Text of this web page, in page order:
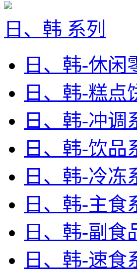
日、韩 系列
日、韩-休闲
日、韩-糕点
日、韩-冲调
日、韩-饮品
日、韩-冷冻
日、韩-主食
日、韩-副食
日、韩-速食